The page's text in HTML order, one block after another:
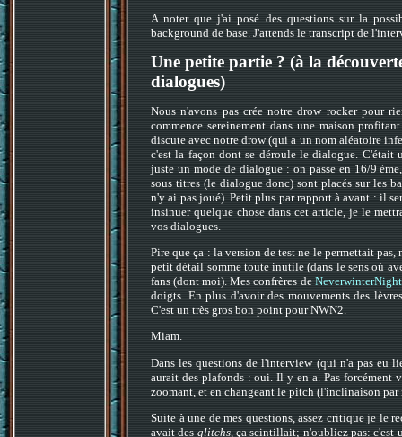
A noter que j'ai posé des questions sur la
background de base. J'attends le transcript de
Une petite partie ? (à la
dialogues)
Nous n'avons pas crée notre drow rocker pour
commence sereinement dans une maison
discute avec notre drow (qui a un nom aléatoire
c'est la façon dont se déroule le dialogue.
juste un mode de dialogue : on passe en 16/9
sous titres (le dialogue donc) sont placés sur les
n'y ai pas joué). Petit plus par rapport à avant : il
insinuer quelque chose dans cet article, je le
vos dialogues.
Pire que ça : la version de test ne le permettait
petit détail somme toute inutile (dans le sens où
fans (dont moi). Mes confrères de
doigts. En plus d'avoir des mouvements des
C'est un très gros bon point pour NWN2.
Miam.
Dans les questions de l'interview (qui n'a pas eu
aurait des plafonds : oui. Il y en a. Pas forcément
zoomant, et en changeant le pitch (l'inclinaison
Suite à une de mes questions, assez critique je le
avait des glitchs, ça scintillait; n'oubliez pas: c'est